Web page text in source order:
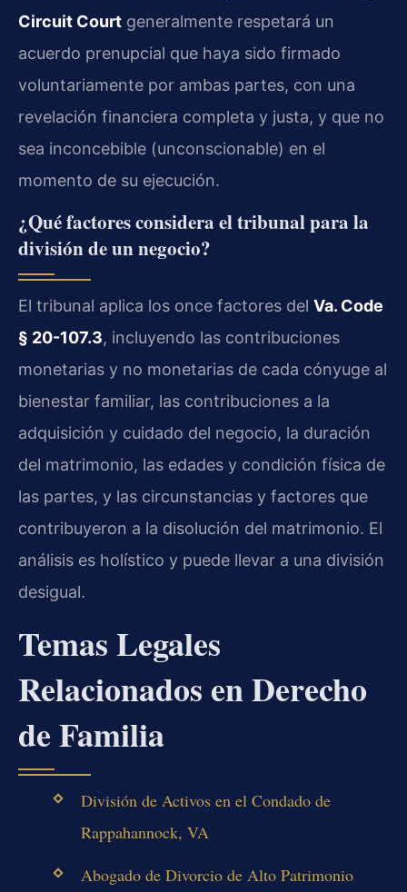
Circuit Court generalmente respetará un
acuerdo prenupcial que haya sido firmado
voluntariamente por ambas partes, con una
revelación financiera completa y justa, y que no
sea inconcebible (unconscionable) en el
momento de su ejecución.
¿Qué factores considera el tribunal para la
división de un negocio?
El tribunal aplica los once factores del Va. Code
§ 20-107.3, incluyendo las contribuciones
monetarias y no monetarias de cada cónyuge al
bienestar familiar, las contribuciones a la
adquisición y cuidado del negocio, la duración
del matrimonio, las edades y condición física de
las partes, y las circunstancias y factores que
contribuyeron a la disolución del matrimonio. El
análisis es holístico y puede llevar a una división
desigual.
Temas Legales
Relacionados en Derecho
de Familia
División de Activos en el Condado de
Rappahannock, VA
Abogado de Divorcio de Alto Patrimonio